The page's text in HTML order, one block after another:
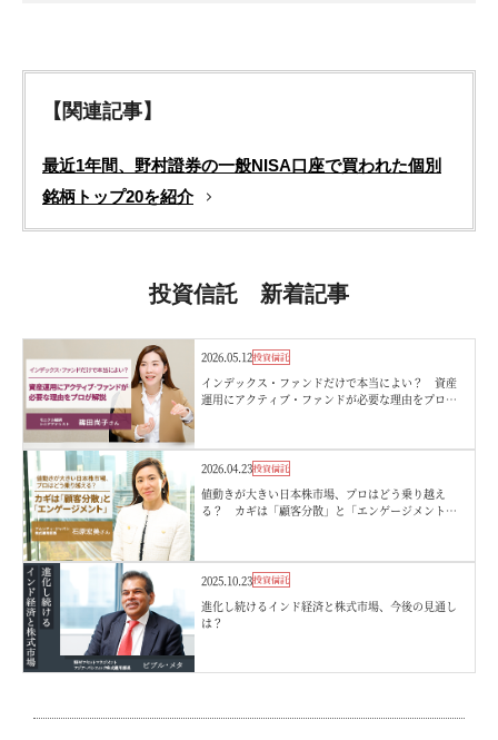
【関連記事】
最近1年間、野村證券の一般NISA口座で買われた個別
銘柄トップ20を紹介
投資信託 新着記事
2026.05.12投資信託
インデックス・ファンドだけで本当によい？ 資産
運用にアクティブ・ファンドが必要な理由をプロが
2026.04.23投資信託
値動きが大きい日本株市場、プロはどう乗り越え
る？ カギは「顧客分散」と「エンゲージメント」
2025.10.23投資信託
進化し続けるインド経済と株式市場、今後の見通し
は？